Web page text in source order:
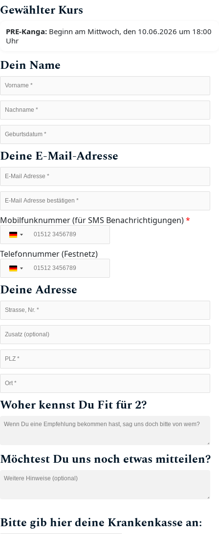
Gewählter Kurs
PRE-Kanga: Beginn am Mittwoch, den 10.06.2026 um 18:00
Uhr
Dein Name
Deine E-Mail-Adresse
Mobilfunknummer (für SMS Benachrichtigungen)*
Deutschland
+49
Telefonnummer (Festnetz)
Deutschland
+49
Deine Adresse
Woher kennst Du Fit für 2?
Möchtest Du uns noch etwas mitteilen?
Bitte gib hier deine Krankenkasse an: